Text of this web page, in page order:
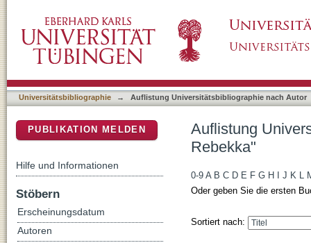
Universitätsbibliographie → Auflistung Universitätsbibliographie nach Autor
Auflistung
Rebekka"
0-9 A B C D E F G H J K L
Oder geben Sie die ersten
Sortiert nach:
PUBLIKATION MELDEN
Hilfe und Informationen
Stöbern
Erscheinungsdatum
Autoren